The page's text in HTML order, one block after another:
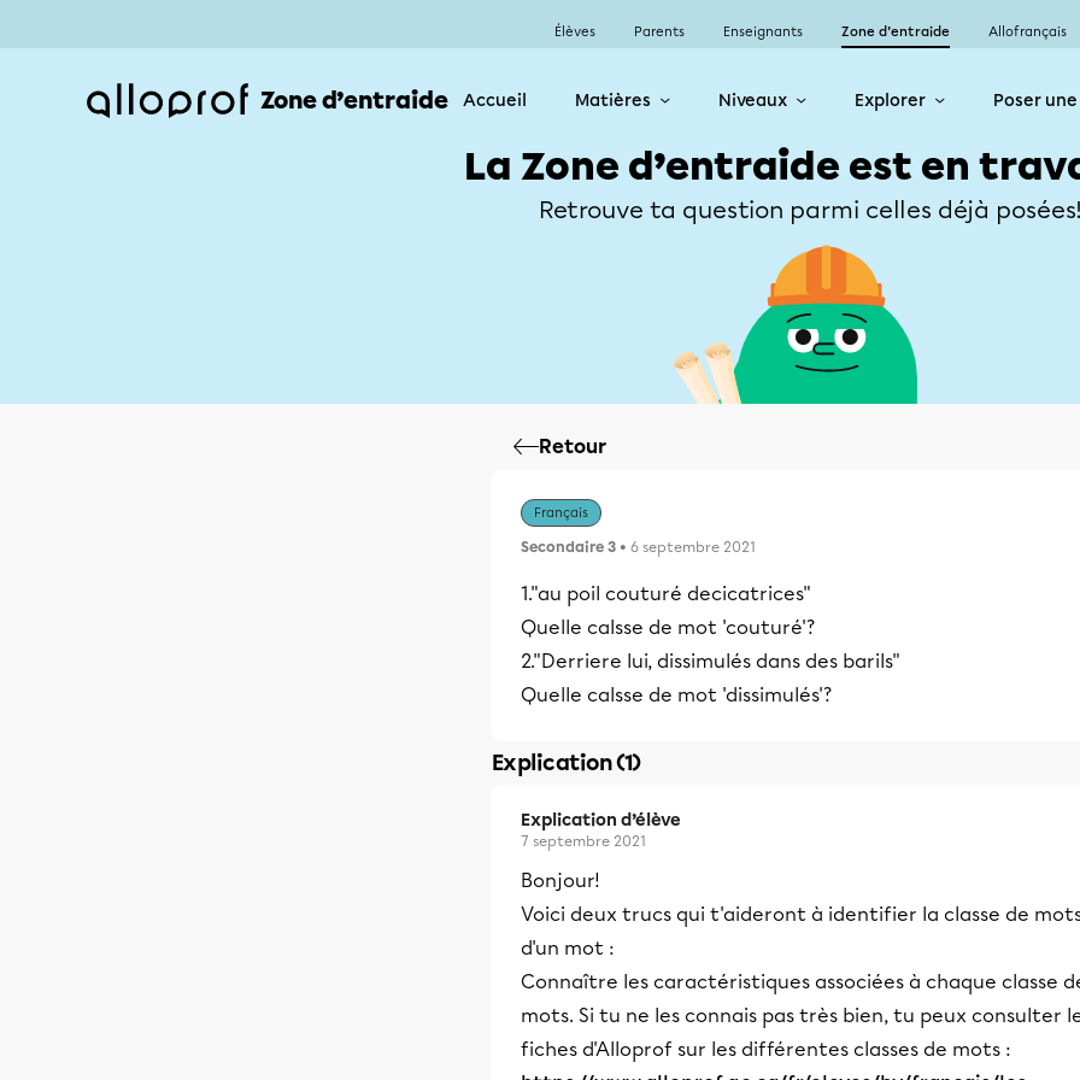
Élèves Parents Enseignants Zone d’entraide Allofrançais
Zone d’entraide Accueil Matières Niveaux Explorer Poser
La Zone d’entraide est en
Retrouve ta question parmi celles déjà posées!
Retour
Français
Secondaire 3 • 6 septembre 2021
1."au poil couturé decicatrices"
Quelle calsse de mot 'couturé'?
2."Derriere lui, dissimulés dans des barils"
Quelle calsse de mot 'dissimulés'?
Explication (1)
Explication d’élève
7 septembre 2021
Bonjour!
Voici deux trucs qui t'aideront à identifier la classe de
d'un mot :
Connaître les caractéristiques associées à chaque classe
mots. Si tu ne les connais pas très bien, tu peux consulter
fiches d'Alloprof sur les différentes classes de mots :